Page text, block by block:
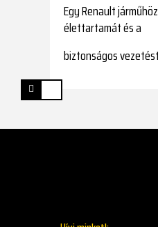
Egy Renault
élettartamát és a
biztonságos